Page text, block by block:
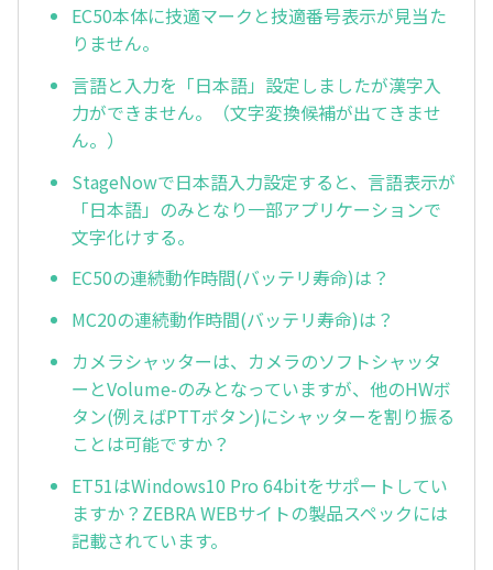
EC50本体に技適マークと技適番号表示が見当た
りません。
言語と入力を「日本語」設定しましたが漢字入
力ができません。（文字変換候補が出てきませ
ん。）
StageNowで日本語入力設定すると、言語表示が
「日本語」のみとなり一部アプリケーションで
文字化けする。
EC50の連続動作時間(バッテリ寿命)は？
MC20の連続動作時間(バッテリ寿命)は？
カメラシャッターは、カメラのソフトシャッタ
ーとVolume-のみとなっていますが、他のHWボ
タン(例えばPTTボタン)にシャッターを割り振る
ことは可能ですか？
ET51はWindows10 Pro 64bitをサポートしてい
ますか？ZEBRA WEBサイトの製品スペックには
記載されています。